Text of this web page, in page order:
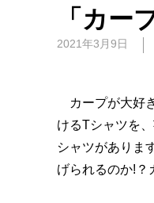
「カー
2021年3月9日
カープが大好
けるTシャツを
シャツがありま
げられるのか!？